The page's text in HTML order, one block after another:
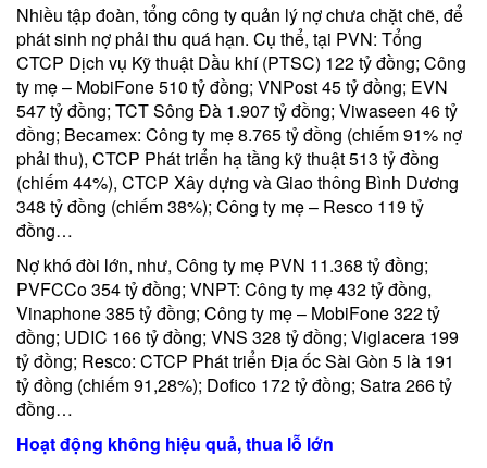
Nhiều tập đoàn, tổng công ty quản lý nợ chưa chặt chẽ, để
phát sinh nợ phải thu quá hạn. Cụ thể, tại PVN: Tổng
CTCP Dịch vụ Kỹ thuật Dầu khí (PTSC) 122 tỷ đồng; Công
ty mẹ – MobiFone 510 tỷ đồng; VNPost 45 tỷ đồng; EVN
547 tỷ đồng; TCT Sông Đà 1.907 tỷ đồng; Viwaseen 46 tỷ
đồng; Becamex: Công ty mẹ 8.765 tỷ đồng (chiếm 91% nợ
phải thu), CTCP Phát triển hạ tầng kỹ thuật 513 tỷ đồng
(chiếm 44%), CTCP Xây dựng và Giao thông Bình Dương
348 tỷ đồng (chiếm 38%); Công ty mẹ – Resco 119 tỷ
đồng…
Nợ khó đòi lớn, như, Công ty mẹ PVN 11.368 tỷ đồng;
PVFCCo 354 tỷ đồng; VNPT: Công ty mẹ 432 tỷ đồng,
Vinaphone 385 tỷ đồng; Công ty mẹ – MobiFone 322 tỷ
đồng; UDIC 166 tỷ đồng; VNS 328 tỷ đồng; Viglacera 199
tỷ đồng; Resco: CTCP Phát triển Địa ốc Sài Gòn 5 là 191
tỷ đồng (chiếm 91,28%); Dofico 172 tỷ đồng; Satra 266 tỷ
đồng…
Hoạt động không hiệu quả, thua lỗ lớn